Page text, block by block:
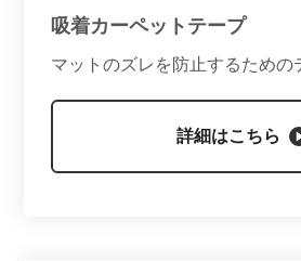
吸着カーペットテープ
マットのズレを防止するための
詳細はこちら